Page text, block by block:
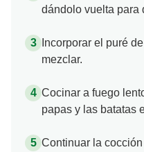
dándolo vuelta para
Incorporar el puré
mezclar.
Cocinar a fuego
papas y las batatas
Continuar la